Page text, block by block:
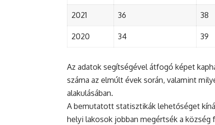
2021 36 38
2020 34 39
Az adatok segítségével átfogó képet
száma az elmúlt évek során, valamint
alakulásában.
A bemutatott statisztikák lehetőséget
helyi lakosok jobban megértsék a